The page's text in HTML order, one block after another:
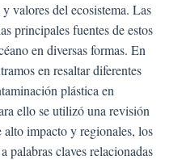
valores del ecosistema. Las
principales fuentes de estos
en diversas formas. En
en resaltar diferentes
plástica en
ello se utilizó una revisión
impacto y regionales, los
palabras claves relacionadas